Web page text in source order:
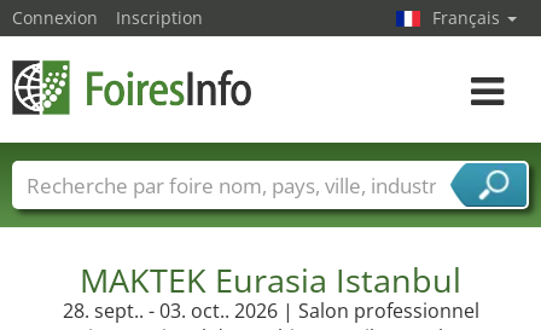
MAKTEK Eurasia Istanbul
28. sept.. - 03. oct.. 2026 | Salon professionnel
Connexion Inscription Français
Toggle
Foire noms Pays Villes
Secteurs de foire